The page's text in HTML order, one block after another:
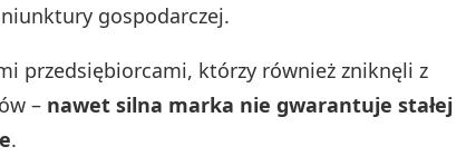
gospodarczej.
przedsiębiorcami, którzy również zniknęli z
– nawet silna marka nie gwarantuje stałej
.